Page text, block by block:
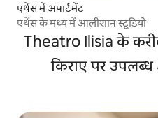
एथेंस में अपार्टमेंट
एथेंस के मध्य में आलीशान स्टूडियो
Theatro Ilisia के
किराए पर